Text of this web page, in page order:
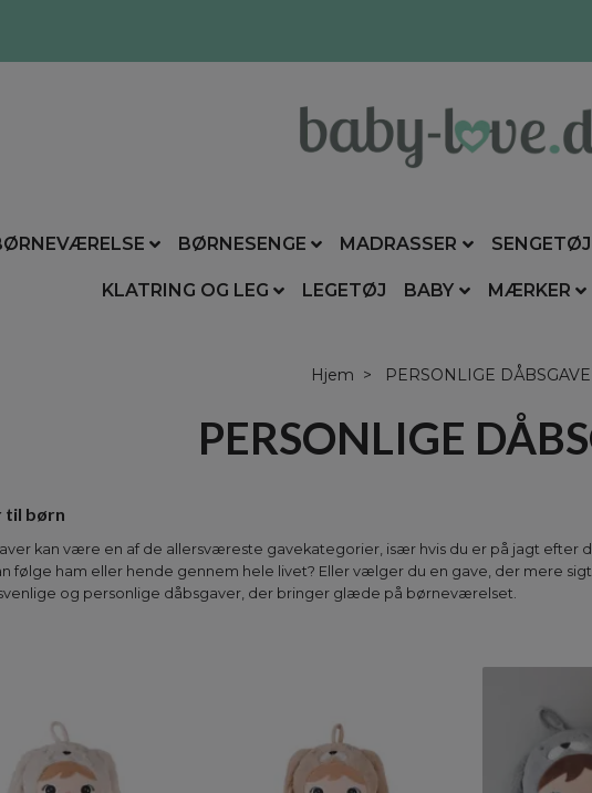
BØRNESENGE MADRASSER SENGETØJ
KLATRING OG LEG LEGETØJ BABY MÆRKER
Hjem PERSONLIGE
PERSONLIGE
til børn
kan være en af de allersværeste gavekategorier, især hvis du er på jagt efter
følge ham eller hende gennem hele livet? Eller vælger du en gave, der mere
og personlige dåbsgaver, der bringer glæde på børneværelset.